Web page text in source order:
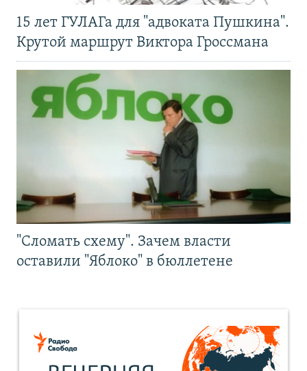
15 лет ГУЛАГа для "адвоката Пушкина".
Крутой маршрут Виктора Гроссмана
"Сломать схему". Зачем власти
оставили "Яблоко" в бюллетене